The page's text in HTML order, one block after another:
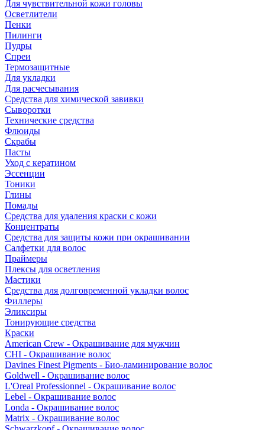
Для чувствительной кожи головы
Осветлители
Пенки
Пилинги
Пудры
Спреи
Термозащитные
Для укладки
Для расчесывания
Средства для химической завивки
Сыворотки
Технические средства
Флюиды
Скрабы
Пасты
Уход с кератином
Эссенции
Тоники
Глины
Помады
Средства для удаления краски с кожи
Концентраты
Средства для защиты кожи при окрашивании
Салфетки для волос
Праймеры
Плексы для осветления
Мастики
Средства для долговременной укладки волос
Филлеры
Эликсиры
Тонирующие средства
Краски
American Crew - Окрашивание для мужчин
CHI - Окрашивание волос
Davines Finest Pigments - Био-ламинирование волос
Goldwell - Окрашивание волос
L'Oreal Professionnel - Окрашивание волос
Lebel - Окрашивание волос
Londa - Окрашивание волос
Matrix - Окрашивание волос